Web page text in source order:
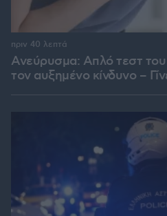
Ανεύρυσμα: Απλό τεστ του
τον αυξημένο κίνδυνο –
πριν 40 λεπτά